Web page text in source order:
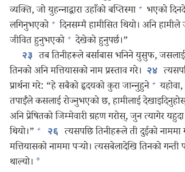
व्यक्‍ति, जो युहन्‍नाद्वारा उहाँको बप्तिस्मा + भएको
लगिनुभएको + दिनसम्मै हामीसित थियो। अनि
जीवित हुनुभएको + देखेको हुनुपर्छ।”
२३ तब तिनीहरूले बर्साबास भनिने युसुफ,
तिनको अनि मत्तियासको नाम प्रस्ताव गरे। २४
प्रार्थना गरे: “हे सबैको हृदयको कुरा जान्‍नुहुने + यहोवा,
तपाईँले कसलाई रोज्नुभएको छ, हामीलाई
अनि प्रेषितको जिम्मेवारी ग्रहण गरोस्‌, जुन त्यागेर
थियो।” + २६ त्यसपछि तिनीहरूले ती दुईको नाममा
मत्तियासको नाममा पऱ्‍यो। त्यसबेलादेखि तिनको गन्ती
थाल्यो। *